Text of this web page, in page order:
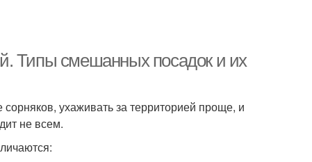
Типы смешанных посадок и их
ухаживать за территорией проще, и
не всем.